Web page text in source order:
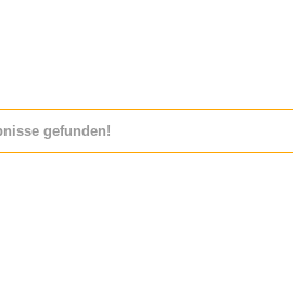
gefunden!